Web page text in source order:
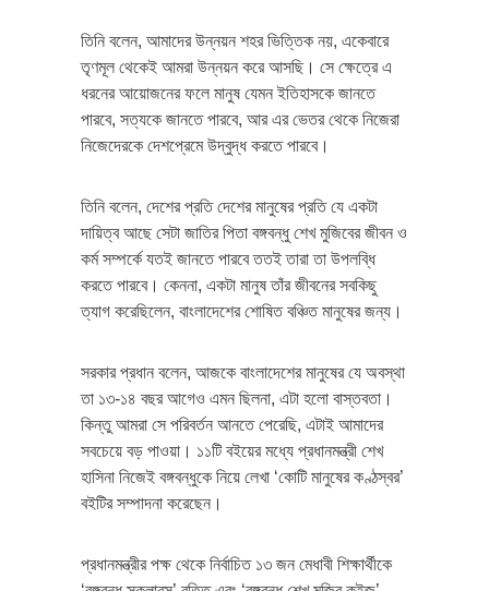
তিনি বলেন, আমাদের উন্নয়ন শহর ভিত্তিক নয়, একেবারে
তৃণমূল থেকেই আমরা উন্নয়ন করে আসছি। সে ক্ষেত্রে এ
ধরনের আয়োজনের ফলে মানুষ যেমন ইতিহাসকে জানতে
পারবে, সত্যকে জানতে পারবে, আর এর ভেতর থেকে নিজেরা
নিজেদেরকে দেশপ্রেমে উদ্বুদ্ধ করতে পারবে।
তিনি বলেন, দেশের প্রতি দেশের মানুষের প্রতি যে একটা
দায়িত্ব আছে সেটা জাতির পিতা বঙ্গবন্ধু শেখ মুজিবের জীবন ও
কর্ম সম্পর্কে যতই জানতে পারবে ততই তারা তা উপলব্ধি
করতে পারবে। কেননা, একটা মানুষ তাঁর জীবনের সবকিছু
ত্যাগ করেছিলেন, বাংলাদেশের শোষিত বঞ্চিত মানুষের জন্য।
সরকার প্রধান বলেন, আজকে বাংলাদেশের মানুষের যে অবস্থা
তা ১৩-১৪ বছর আগেও এমন ছিলনা, এটা হলো বাস্তবতা।
কিন্তু আমরা সে পরিবর্তন আনতে পেরেছি, এটাই আমাদের
সবচেয়ে বড় পাওয়া। ১১টি বইয়ের মধ্যে প্রধানমন্ত্রী শেখ
হাসিনা নিজেই বঙ্গবন্ধুকে নিয়ে লেখা ‘কোটি মানুষের কণ্ঠস্বর’
বইটির সম্পাদনা করেছেন।
প্রধানমন্ত্রীর পক্ষ থেকে নির্বাচিত ১৩ জন মেধাবী শিক্ষার্থীকে